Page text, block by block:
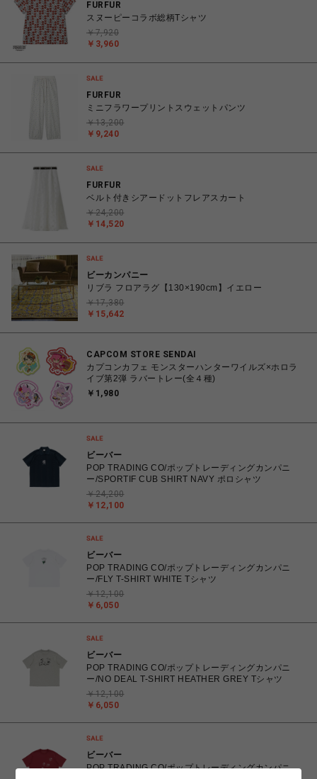
FURFUR
スヌーピーコラボ総柄Tシャツ
￥3,960
￥7,920
FURFUR
ミニフラワープリントスウェットパンツ
￥9,240
￥13,200
FURFUR
ベルト付きシアードットフレアスカート
￥14,520
￥24,200
ビーカンパニー
リブラ フロアラグ【130×190cm】イエロー
￥15,642
￥17,380
CAPCOM STORE SENDAI
カプコンカフェ モンスターハンターワイルズ×ホロラ
イブ第2弾 ラバートレー(全４種)
￥1,980
ビーバー
POP TRADING CO/ポップトレーディングカンパニ
ー/SPORTIF CUB SHIRT NAVY ポロシャツ
￥12,100
￥24,200
ビーバー
POP TRADING CO/ポップトレーディングカンパニ
ー/FLY T-SHIRT WHITE Tシャツ
￥6,050
￥12,100
ビーバー
POP TRADING CO/ポップトレーディングカンパニ
ー/NO DEAL T-SHIRT HEATHER GREY Tシャツ
￥6,050
￥12,100
ビーバー
POP TRADING CO/ポップトレーディングカンパニ